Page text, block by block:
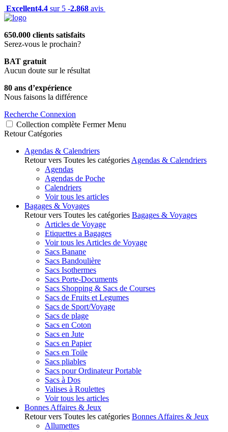
Excellent4.4 sur 5 -2.868 avis
650.000 clients satisfaits
Serez-vous le prochain?
BAT gratuit
Aucun doute sur le résultat
80 ans d’expérience
Nous faisons la différence
Recherche Connexion
Collection complète Fermer Menu
Retour Catégories
Agendas & Calendriers
Retour vers Toutes les catégories Agendas & Calendriers
Agendas
Agendas de Poche
Calendriers
Voir tous les articles
Bagages & Voyages
Retour vers Toutes les catégories Bagages & Voyages
Articles de Voyage
Etiquettes a Bagages
Voir tous les Articles de Voyage
Sacs Banane
Sacs Bandoulière
Sacs Isothermes
Sacs Porte-Documents
Sacs Shopping & Sacs de Courses
Sacs de Fruits et Legumes
Sacs de Sport/Voyage
Sacs de plage
Sacs en Coton
Sacs en Jute
Sacs en Papier
Sacs en Toile
Sacs pliables
Sacs pour Ordinateur Portable
Sacs à Dos
Valises à Roulettes
Voir tous les articles
Bonnes Affaires & Jeux
Retour vers Toutes les catégories Bonnes Affaires & Jeux
Allumettes